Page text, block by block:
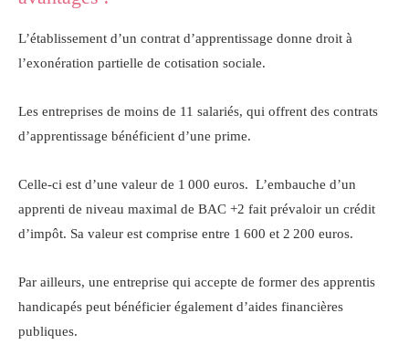
L’établissement d’un contrat d’apprentissage donne droit à
l’exonération partielle de cotisation sociale.
Les entreprises de moins de 11 salariés, qui offrent des contrats
d’apprentissage bénéficient d’une prime.
Celle-ci est d’une valeur de 1 000 euros. L’embauche d’un
apprenti de niveau maximal de BAC +2 fait prévaloir un crédit
d’impôt. Sa valeur est comprise entre 1 600 et 2 200 euros.
Par ailleurs, une entreprise qui accepte de former des apprentis
handicapés peut bénéficier également d’aides financières
publiques.